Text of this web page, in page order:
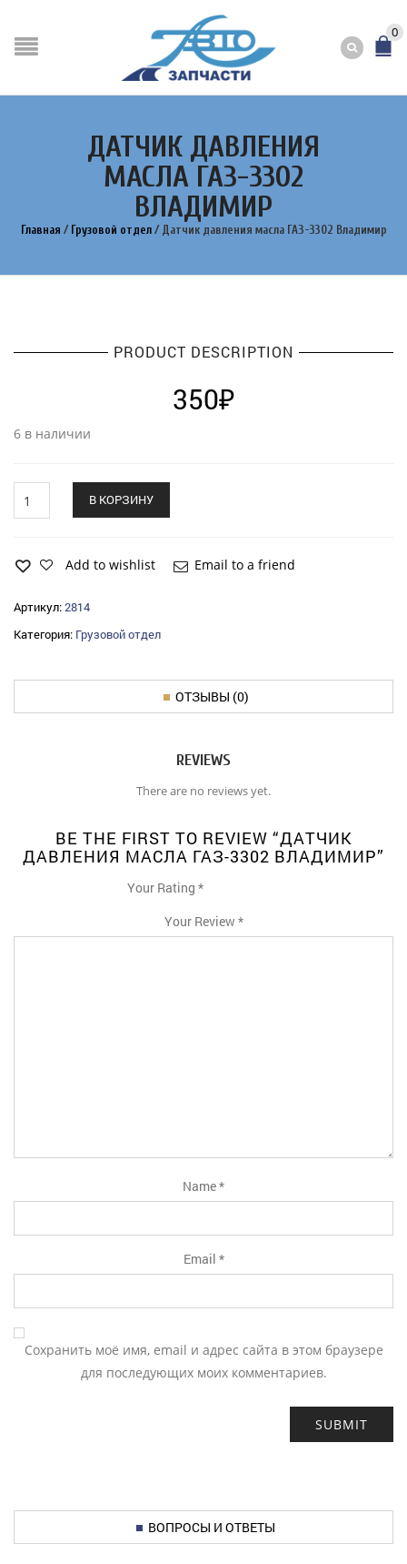
0
ДАТЧИК ДАВЛЕНИЯ
МАСЛА ГАЗ-3302
ВЛАДИМИР
Главная / Грузовой отдел / Датчик давления масла ГАЗ-3302 Владимир
PRODUCT DESCRIPTION
350₽
6 в наличии
давления
Владимир
В КОРЗИНУ
Add to wishlist Email to a friend
Артикул:2814
Категория: Грузовой отдел
ОТЗЫВЫ (0)
REVIEWS
There are no reviews yet.
BE THE FIRST TO REVIEW “ДАТЧИК
ДАВЛЕНИЯ МАСЛА ГАЗ-3302 ВЛАДИМИР”
Your Rating *
1 4
Your Review *
Name*
Email *
Сохранить моё имя, email и адрес сайта в этом браузере
для последующих моих комментариев.
ВОПРОСЫ И ОТВЕТЫ